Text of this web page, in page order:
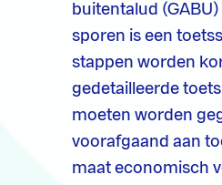
buitentalud
sporen is een
stappen worden
gedetailleerde
moeten worden
voorafgaand aan
maat economisch